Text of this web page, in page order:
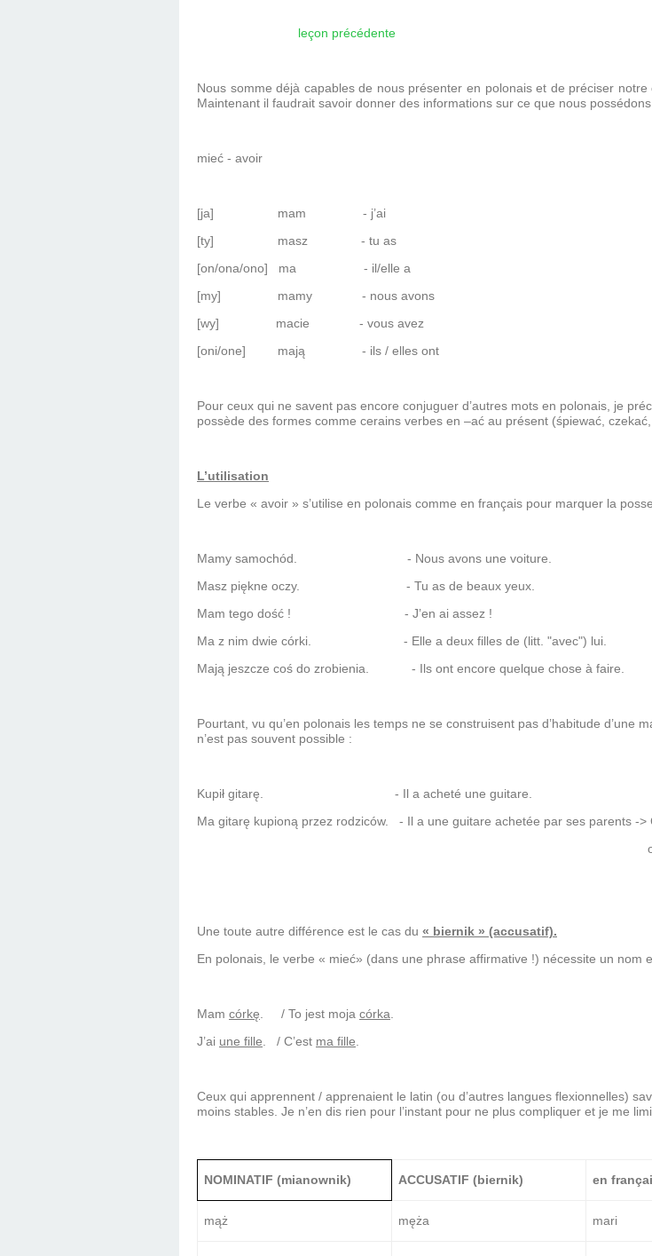
leçon précédente
Nous somme déjà capables de nous présenter en polonais et de préciser
Maintenant il faudrait savoir donner des informations sur ce que nous
mieć - avoir
[ja] mam
- j’ai
[ty] masz
- tu as
[on/ona/ono] ma
- il/elle a
[my] mamy
- nous avons
[wy] macie
- vous avez
[oni/one] mają
- ils / elles ont
Pour ceux qui ne savent pas encore conjuguer d’autres mots en polonais, je
possède des formes comme cerains verbes en –ać au présent (śpiewać,
L’utilisation
Le verbe « avoir » s’utilise en polonais comme en français pour marquer la
Mamy samochód.
- Nous avons une voiture.
Masz piękne oczy.
- Tu as de beaux yeux.
Mam tego dość !
- J’en ai assez !
Ma z nim dwie córki.
- Elle a deux filles de (litt. "avec") lui.
Mają jeszcze coś do zrobienia.
- Ils ont encore quelque chose à faire.
Pourtant, vu qu’en polonais les temps ne se construisent pas d’habitude d’une
n’est pas souvent possible :
Kupił gitarę.
- Il a acheté une guitare.
Ma gitarę kupioną przez rodziców.
- Il a une guitare achetée par ses parents ->
ont acheté cette
Une toute autre différence est le cas du « biernik » (accusatif).
En polonais, le verbe « mieć» (dans une phrase affirmative !) nécessite un nom
Mam córkę. / To jest moja córka.
J’ai une fille. / C’est ma fille.
Ceux qui apprennent / apprenaient le latin (ou d’autres langues flexionnelles)
moins stables. Je n’en dis rien pour l’instant pour ne plus compliquer et je me
NOMINATIF (mianownik) ACCUSATIF (biernik) en
mąż męża mari